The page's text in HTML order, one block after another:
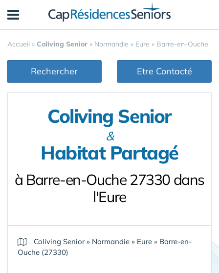
Accueil » Coliving Senior » Normandie » Eure » Barre-en-Ouche
Rechercher Etre Contacté
Coliving Senior
&
Habitat Partagé
à Barre-en-Ouche 27330 dans
l'Eure
Coliving Senior» Normandie » Eure » Barre-en-
Ouche (27330)